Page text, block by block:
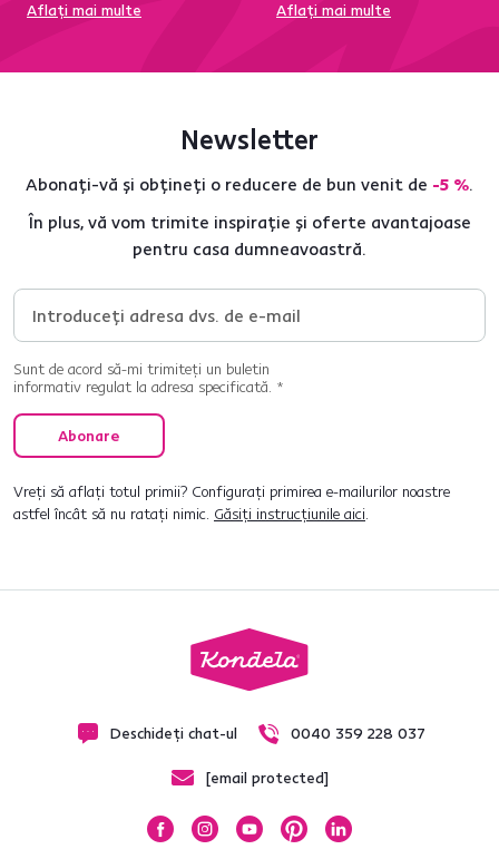
Aflați mai multe
Aflați mai multe
Newsletter
Abonați-vă și obțineți o reducere de bun venit de -5 %.
În plus, vă vom trimite inspirație și oferte avantajoase
pentru casa dumneavoastră.
Sunt de acord să-mi trimiteți un buletin
informativ regulat la adresa specificată. *
Abonare
Vreți să aflați totul primii? Configurați primirea e-mailurilor noastre
astfel încât să nu ratați nimic. Găsiți instrucțiunile aici.
Deschideți chat-ul 0040 359 228 037
[email protected]